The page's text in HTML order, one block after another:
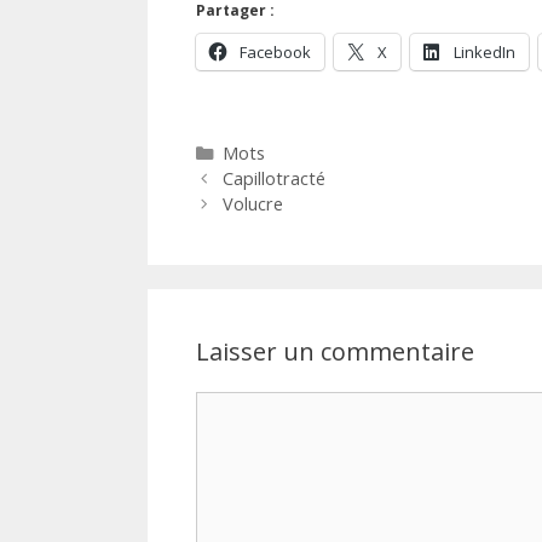
Partager :
Facebook X LinkedIn
Catégories
Mots
Capillotracté
Volucre
Laisser un commentaire